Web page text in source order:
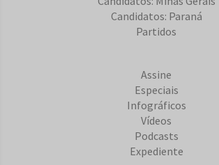
Candidatos: Paraná
Partidos
Assine
Especiais
Infográficos
Vídeos
Podcasts
Expediente